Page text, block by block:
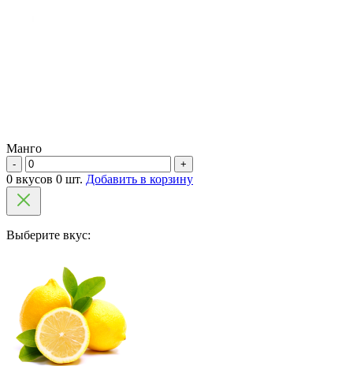
Манго
- +
0 вкусов 0 шт. Добавить в корзину
Выберите вкус: